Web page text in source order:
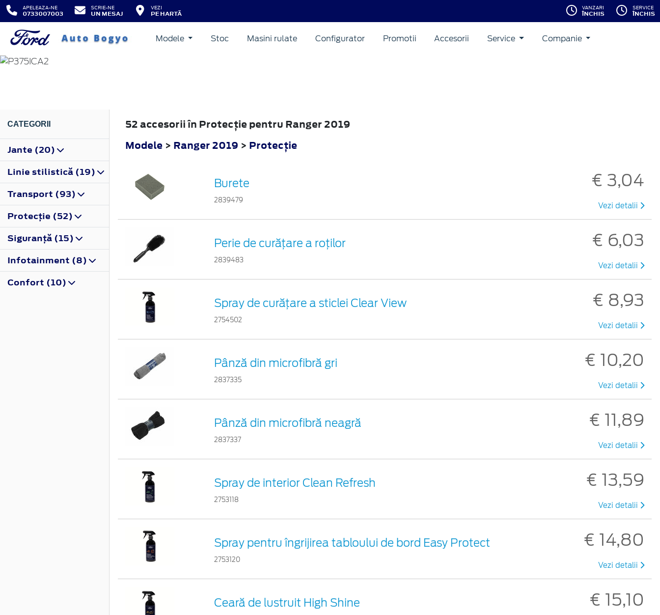
APELEAZA-NE
0733007003
SCRIE-NE
UN MESAJ
VEZI
PE HARTĂ
VANZARI
ÎNCHIS
SERVICE
ÎNCHIS
Modele Stoc Masini rulate Configurator Promotii Accesorii Service Companie
RANGER
CATEGORII
Jante (20)
Linie stilistică (19)
Transport (93)
Protecţie (52)
Siguranţă (15)
Infotainment (8)
Confort (10)
52 accesorii în Protecţie pentru Ranger 2019
Modele > Ranger 2019 > Protecţie
Burete
2839479
€ 3,04
Vezi detalii
Perie de curățare a roților
2839483
€ 6,03
Vezi detalii
Spray de curățare a sticlei Clear View
2754502
€ 8,93
Vezi detalii
Pânză din microfibră gri
2837335
€ 10,20
Vezi detalii
Pânză din microfibră neagră
2837337
€ 11,89
Vezi detalii
Spray de interior Clean Refresh
2753118
€ 13,59
Vezi detalii
Spray pentru îngrijirea tabloului de bord Easy Protect
2753120
€ 14,80
Vezi detalii
Ceară de lustruit High Shine € 15,10